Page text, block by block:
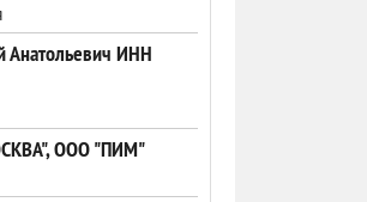
Анатольевич ИНН
ООО "ПИМ"